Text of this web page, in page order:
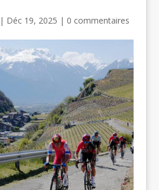
Déc 19, 2025 | 0 commentaires